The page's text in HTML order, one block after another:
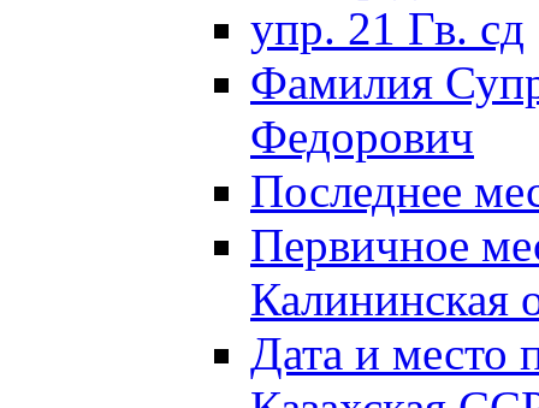
упр. 21 Гв. сд
Фамилия
Федорович
Последнее
Первичное
Калининская
Дата и